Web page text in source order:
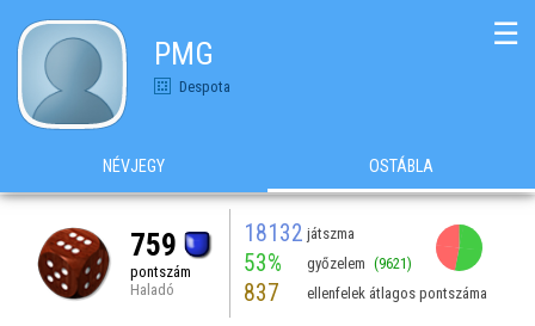
PMG
Despota
☰
NÉVJEGY OSTÁBLA
759
pontszám
Haladó
18132 játszma
53% győzelem (9621)
837 ellenfelek átlagos pontszáma